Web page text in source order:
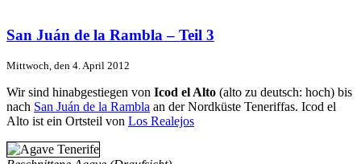
San Juán de la Rambla – Teil 3
Mittwoch, den 4. April 2012
Wir sind hinabgestiegen von Icod el Alto (alto zu deutsch: hoch) bis
nach San Juán de la Rambla an der Nordküste Teneriffas. Icod el
Alto ist ein Ortsteil von Los Realejos